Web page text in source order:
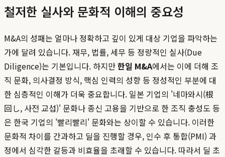
철저한 실사와 문화적 이해의 중요성
M&A의 성패는 얼마나 정확하고 깊이 있게 대상 기업을 파악하는
가에 달려 있습니다. 재무, 법률, 세무 등 정량적인 실사(Due
Diligence)는 기본입니다. 하지만한일 M&A에서는 이에 더해 조
직 문화, 의사결정 방식, 핵심 인력의 성향 등 정성적인 부분에 대
한 심층적인 이해가 더욱 중요합니다. 일본 기업의 '네마와시(根
回し, 사전 교섭)' 문화나 종신 고용을 기반으로 한 조직 충성도 등
은 한국 기업의 '빨리빨리' 문화와는 상이할 수 있습니다. 이러한
문화적 차이를 간과하고 딜을 진행할 경우, 인수 후 통합(PMI) 과
정에서 심각한 갈등과 비효율을 초래할 수 있습니다. 따라서 딜 초